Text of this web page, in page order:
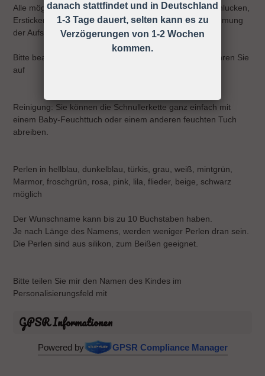
Alle möglichen Unfälle und Verletzungen wie z.B. Verschlucken,
Ersticken, Strangulieren ect. können durch die Wahrnehmung
der Aufsichtspflicht vermieden werden!
Bitte beachten Sie die Gebrauchsanweisung und bewahren Sie
auf
Reinigung: Sie können die Schnullerkette ganz einfach mit
einem Baby-Feuchttuch oder einem anderen feuchten Tuch
abreiben.
Perlen in hellblau, dunkelblau, türkis, grau, weiß, mintgrün,
Marmor, froschgrün, rosa, pink, lila, flieder, beige, schwarz
möglich
Der Wunschname kann bis zu 10 Buchstaben haben.
Je nach Länge des Namens, werden weniger Perlen dran sein.
Die Perlen sind aus silikon, zum Beißen geeignet.
Bitte teilen Sie mir den Namen des Kindes im
Personalisierungsfeld mit
GPSR Informationen
Powered by GPSR Compliance Manager
danach stattfindet und in Deutschland
1-3 Tage dauert, selten kann es zu
Verzögerungen von 1-2 Wochen
kommen.